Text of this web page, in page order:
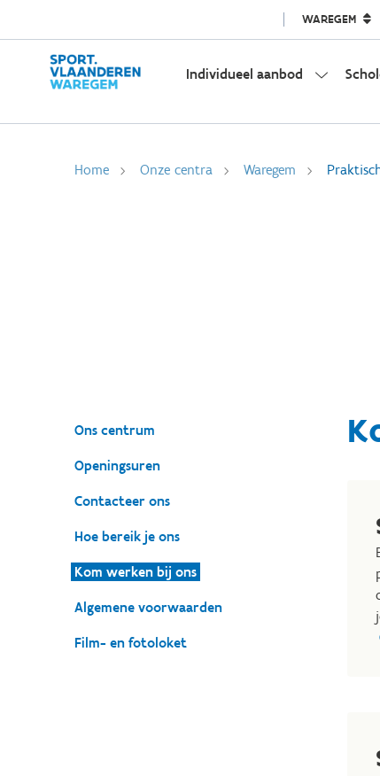
WAREGEM
Individueel aanbod
Home Onze centra Waregem
Ons centrum
Openingsuren
Contacteer ons
Hoe bereik je ons
Kom werken bij ons
Algemene voorwaarden
Film- en fotoloket